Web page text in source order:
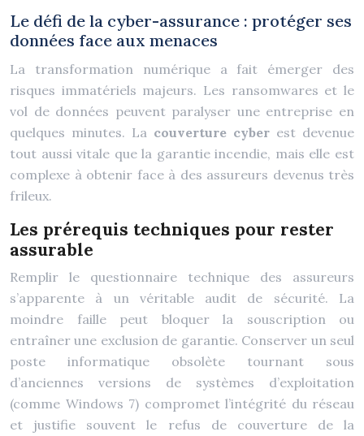
Le défi de la cyber-assurance : protéger ses
données face aux menaces
La transformation numérique a fait émerger des
risques immatériels majeurs. Les ransomwares et le
vol de données peuvent paralyser une entreprise en
quelques minutes. La couverture cyber est devenue
tout aussi vitale que la garantie incendie, mais elle est
complexe à obtenir face à des assureurs devenus très
frileux.
Les prérequis techniques pour rester
assurable
Remplir le questionnaire technique des assureurs
s’apparente à un véritable audit de sécurité. La
moindre faille peut bloquer la souscription ou
entraîner une exclusion de garantie. Conserver un seul
poste informatique obsolète tournant sous
d’anciennes versions de systèmes d’exploitation
(comme Windows 7) compromet l’intégrité du réseau
et justifie souvent le refus de couverture de la